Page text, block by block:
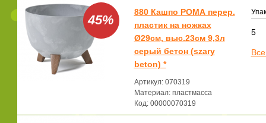
45%
880 Кашпо РОМА перер.
пластик на ножках
Ø29см, выс.23см 9,3л
серый бетон (szary
beton) *
Артикул: 070319
Материал: пластмасса
Код: 00000070319
5